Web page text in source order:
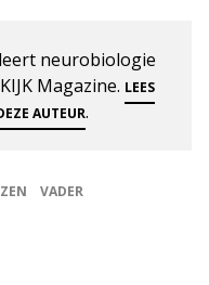
neurobiologie
Magazine. LEES
AUTEUR.
VADER